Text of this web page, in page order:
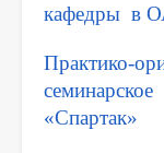
кафедры в
Практико-
«Спартак»